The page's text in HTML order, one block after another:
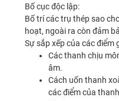
Bố cục độc lập:
Bố trí các trụ thép sao
hoạt, ngoài ra còn đảm
Sự sắp xếp của các điểm
Các thanh chịu
âm.
Cách uốn thanh
các điểm của